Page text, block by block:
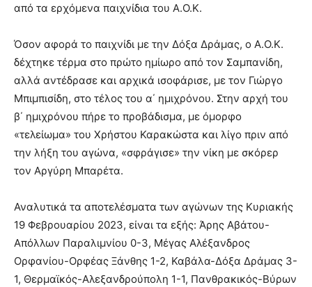
από τα ερχόμενα παιχνίδια του Α.Ο.Κ.
Όσον αφορά το παιχνίδι με την Δόξα Δράμας, ο Α.Ο.Κ.
δέχτηκε τέρμα στο πρώτο ημίωρο από τον Σαμπανίδη,
αλλά αντέδρασε και αρχικά ισοφάρισε, με τον Γιώργο
Μπιμπισίδη, στο τέλος του α΄ ημιχρόνου. Στην αρχή του
β΄ ημιχρόνου πήρε το προβάδισμα, με όμορφο
«τελείωμα» του Χρήστου Καρακώστα και λίγο πριν από
την λήξη του αγώνα, «σφράγισε» την νίκη με σκόρερ
τον Αργύρη Μπαρέτα.
Αναλυτικά τα αποτελέσματα των αγώνων της Κυριακής
19 Φεβρουαρίου 2023, είναι τα εξής: Άρης Αβάτου-
Απόλλων Παραλιμνίου 0-3, Μέγας Αλέξανδρος
Ορφανίου-Ορφέας Ξάνθης 1-2, Καβάλα-Δόξα Δράμας 3-
1, Θερμαϊκός-Αλεξανδρούπολη 1-1, Πανθρακικός-Βύρων